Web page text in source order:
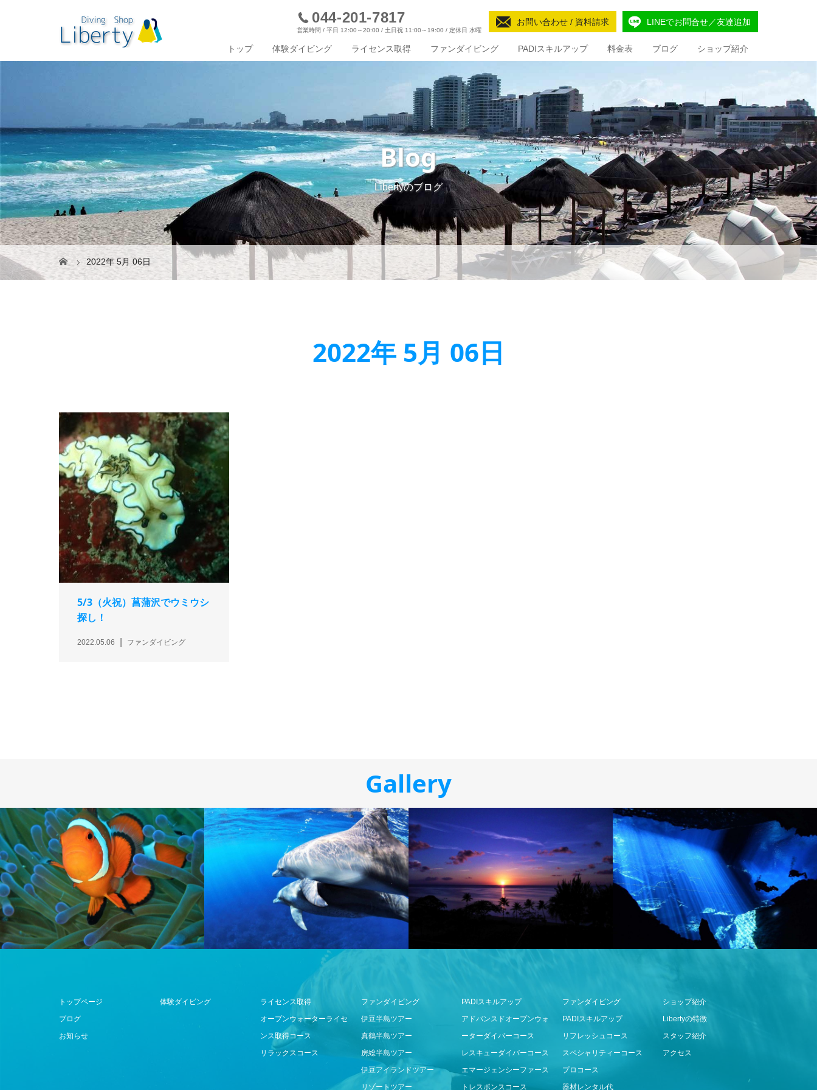
044-201-7817
営業時間 / 平日 12:00～20:00 / 土日祝 11:00～19:00 / 定休日 水曜
お問い合わせ / 資料請求 LINEでお問合せ／友達追加
トップ 体験ダイビング ライセンス取得 ファンダイビング PADIスキルアップ 料金表 ブログ ショップ紹介
Blog
Libertyのブログ
2022年 5月 06日
2022年 5月 06日
5/3（火祝）菖蒲沢でウミウシ
探し！
2022.05.06 ファンダイビング
Gallery
トップページ
ブログ
お知らせ
体験ダイビング
ライセンス取得
オープンウォーターライセ
ンス取得コース
リラックスコース
ファンダイビング
伊豆半島ツアー
真鶴半島ツアー
房総半島ツアー
伊豆アイランドツアー
リゾートツアー
PADIスキルアップ
アドバンスドオープンウォ
ーターダイバーコース
レスキューダイバーコース
エマージェンシーファース
トレスポンスコース
ファンダイビング
PADIスキルアップ
リフレッシュコース
スペシャリティーコース
プロコース
器材レンタル代
ショップ紹介
Libertyの特徴
スタッフ紹介
アクセス